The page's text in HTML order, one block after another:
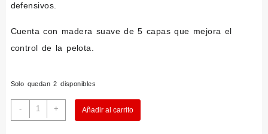
defensivos.
Cuenta con madera suave de 5 capas que mejora el
control de la pelota.
Solo quedan 2 disponibles
-
CounterStrike
Karma
+ Añadir al carrito